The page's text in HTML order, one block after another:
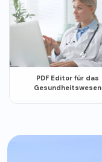
PDF Editor für das
Gesundheitswesen